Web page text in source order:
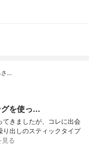
さ…
を使っ...
きましたが、コレに出会
り出しのスティックタイプ
見る